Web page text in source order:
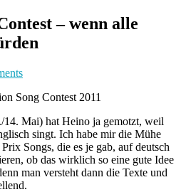
– wenn alle
14. Mai) hat Heino ja gemotzt, weil
singt. Ich habe mir die Mühe
Songs, die es je gab, auf deutsch
ob das wirklich so eine gute Idee
man versteht dann die Texte und